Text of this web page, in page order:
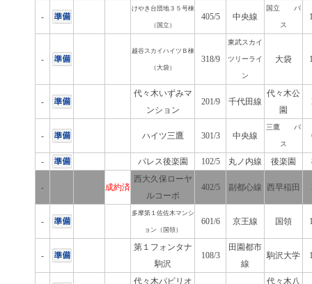
-
けやき台団地３５号棟
（国立）
405/5 中央線
国立 バ
ス
-
越谷スカイハイツＢ棟
（大袋）
318/9
東武スカイ
ツリーライ
ン
大袋
-
代々木いずみマ
ンション
201/9 千代田線
代々木公
園
- ハイツ三鷹 301/3 中央線
三鷹 バ
ス
- パレス後楽園 102/5 丸ノ内線 後楽園
- 成約済
西大久保ローヤ
ルコーポ
402/5 副都心線 西早稲田
-
多摩第１佐佐木マンシ
ョン（国領）
601/6 京王線 国領
-
第１フォンタナ
駒沢
108/3
田園都市
線
駒沢大学
代々木パビリオ
代々木八